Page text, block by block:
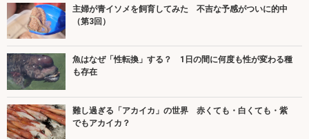
主婦が青イソメを飼育してみた 不吉な予感がついに的中
（第3回）
魚はなぜ「性転換」する？ 1日の間に何度も性が変わる種
も存在
難し過ぎる「アカイカ」の世界 赤くても・白くても・紫
でもアカイカ？